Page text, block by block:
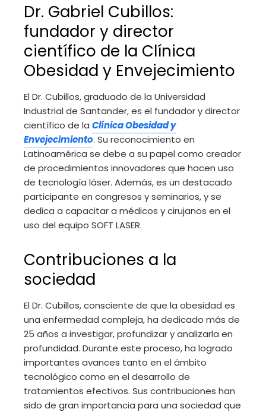
Dr. Gabriel Cubillos:
fundador y director
científico de la Clínica
Obesidad y Envejecimiento
El Dr. Cubillos, graduado de la Universidad
Industrial de Santander, es el fundador y director
científico de la Clínica Obesidad y
Envejecimiento. Su reconocimiento en
Latinoamérica se debe a su papel como creador
de procedimientos innovadores que hacen uso
de tecnología láser. Además, es un destacado
participante en congresos y seminarios, y se
dedica a capacitar a médicos y cirujanos en el
uso del equipo SOFT LASER.
Contribuciones a la
sociedad
El Dr. Cubillos, consciente de que la obesidad es
una enfermedad compleja, ha dedicado más de
25 años a investigar, profundizar y analizarla en
profundidad. Durante este proceso, ha logrado
importantes avances tanto en el ámbito
tecnológico como en el desarrollo de
tratamientos efectivos. Sus contribuciones han
sido de gran importancia para una sociedad que